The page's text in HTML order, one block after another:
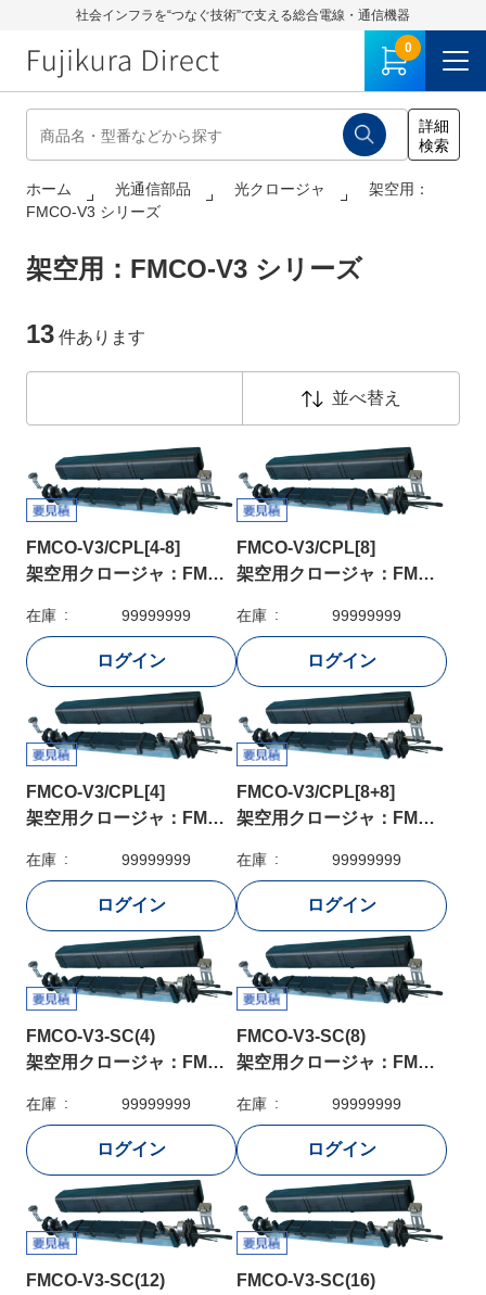
社会インフラを“つなぐ技術”で支える総合電線・通信機器
0
ホーム 光通信部品 光クロージャ
架空用：
FMCO-V3 シリーズ
架空用：FMCO-V3 シリーズ
13 件あります
並べ替え
FMCO-V3/CPL[4-8]
架空用クロージャ：FMCO-V3/CPL[4-8]
在庫 99999999
FMCO-V3/CPL[8]
架空用クロージャ：FMCO-V3/CPL[8]
在庫 99999999
FMCO-V3/CPL[4]
架空用クロージャ：FMCO-V3/CPL[4]
在庫 99999999
FMCO-V3/CPL[8+8]
架空用クロージャ：FMCO-V3/CPL[8+8]
在庫 99999999
FMCO-V3-SC(4)
架空用クロージャ：FMCO-V3-SC(4)
在庫 99999999
FMCO-V3-SC(8)
架空用クロージャ：FMCO-V3-SC(8)
在庫 99999999
FMCO-V3-SC(12)
FMCO-V3-SC(16)